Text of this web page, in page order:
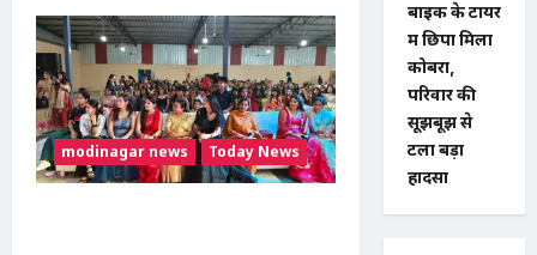
मोदीनगर
में
दिनदहाड़े
महिला
से
चेन
स्नैचिंग,
बाइक
सवार
बदमाश
CCTV
modinagar news Today News
बाइक के टायर
में छिपा मिला
कोबरा,
परिवार की
सूझबूझ से
टला बड़ा
हादसा